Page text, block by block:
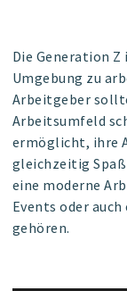
Die Generation
Umgebung zu
Arbeitgeber
Arbeitsumfeld
ermöglicht, ihre
gleichzeitig
eine moderne
Events oder
gehören.